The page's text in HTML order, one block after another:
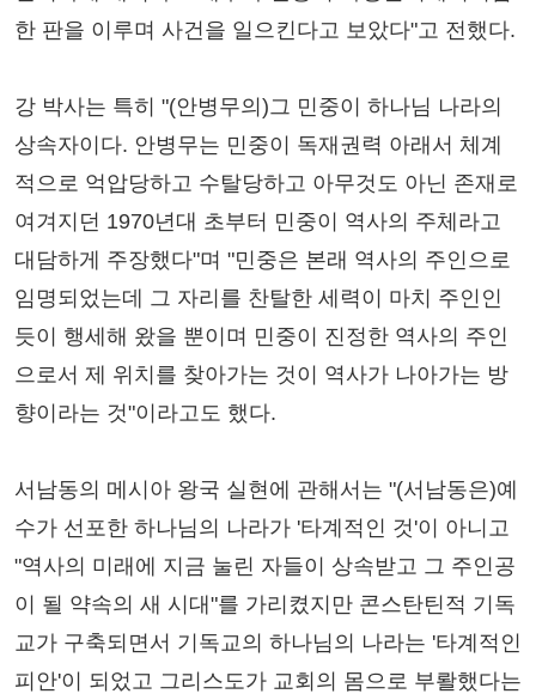
한 판을 이루며 사건을 일으킨다고 보았다"고 전했다.
강 박사는 특히 "(안병무의)그 민중이 하나님 나라의
상속자이다. 안병무는 민중이 독재권력 아래서 체계
적으로 억압당하고 수탈당하고 아무것도 아닌 존재로
여겨지던 1970년대 초부터 민중이 역사의 주체라고
대담하게 주장했다"며 "민중은 본래 역사의 주인으로
임명되었는데 그 자리를 찬탈한 세력이 마치 주인인
듯이 행세해 왔을 뿐이며 민중이 진정한 역사의 주인
으로서 제 위치를 찾아가는 것이 역사가 나아가는 방
향이라는 것"이라고도 했다.
서남동의 메시아 왕국 실현에 관해서는 "(서남동은)예
수가 선포한 하나님의 나라가 '타계적인 것'이 아니고
"역사의 미래에 지금 눌린 자들이 상속받고 그 주인공
이 될 약속의 새 시대"를 가리켰지만 콘스탄틴적 기독
교가 구축되면서 기독교의 하나님의 나라는 '타계적인
피안'이 되었고 그리스도가 교회의 몸으로 부뢀했다는